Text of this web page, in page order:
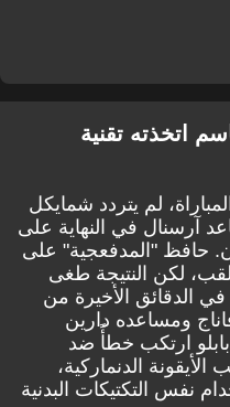
اتخذته تقنية
لم يتردد شمايكل
آرسنال في النهاية على
لندن. حافظ "المدفعجية" على
لكن النتيجة طغى
الدقائق الأخيرة من
ومساعده دارين
بابلو ارتكب خطأً ضد
الدنماركية،
نفس التكتيكات البدنية